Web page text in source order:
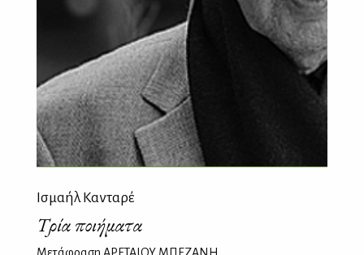
Ισμαήλ Κανταρέ
Τρία ποιήματα